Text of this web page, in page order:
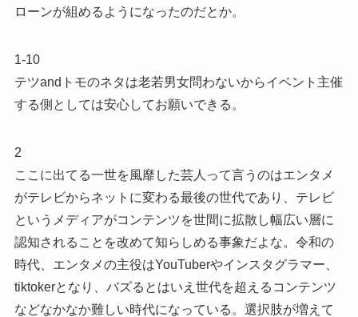
ローンが組めるようになったのだとか。
1-10
テツandトモのネタは老若男女問わないからイベント主催
する側としては安心してお願いできる。
2
ここに出てる一世を風靡した芸人って言うのはエンタメ
がテレビからネットに変わる最後の世代であり、テレビ
というメディアがコンテンツを世間に拡散し幅広い層に
認知されることを改めて知らしめる事象だよな。令和の
時代、エンタメの主役はYouTuberやインスタグラマー、
tiktokerとなり、バズるとはいえ世代を超えるコンテンツ
などなかなか難しい時代になっている。選択肢が増えて